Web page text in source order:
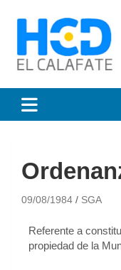
09/08/1984 SGA
Referente a
propiedad de la